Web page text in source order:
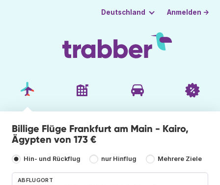
Deutschland Anmelden →
Billige Flüge Frankfurt am Main - Kairo,
Ägypten von 173 €
Hin- und Rückflug nur Hinflug Mehrere Ziele
ABFLUGORT